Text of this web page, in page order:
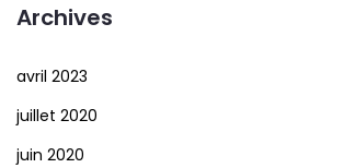
Archives
avril 2023
juillet 2020
juin 2020